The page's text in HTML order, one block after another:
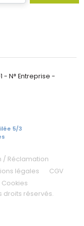
- N° Entreprise -
5/3
/ Réclamation
légales
CGV
Cookies
droits réservés.